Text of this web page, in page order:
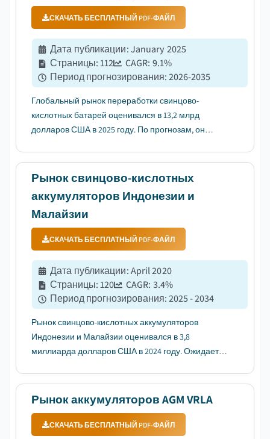
СКАЧАТЬ БЕСПЛАТНЫЙ PDF-ФАЙЛ
Дата публикации:January 2025
Страницы:112 CAGR: 9.1%
Период прогнозирования:2026-2035
Глобальный рынок переработки свинцово-
кислотных батарей оценивался в 13,2 млрд
долларов США в 2025 году. По прогнозам, он
роста CAGR 9,1% по данным Global Market Insights
Рынок свинцово-кислотных
аккумуляторов Индонезии и
Малайзии
СКАЧАТЬ БЕСПЛАТНЫЙ PDF-ФАЙЛ
Дата публикации:April 2020
Страницы:120 CAGR: 3.4%
Период прогнозирования:2025 - 2034
Рынок свинцово-кислотных аккумуляторов
Индонезии и Малайзии оценивался в 3,8
миллиарда долларов США в 2024 году. Ожидается,
в 2034 году, при среднегодовом темпе роста
Рынок аккумуляторов AGM VRLA
СКАЧАТЬ БЕСПЛАТНЫЙ PDF-ФАЙЛ